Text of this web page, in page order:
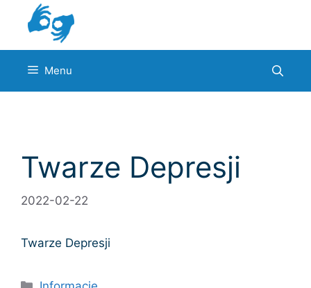
Menu
Twarze Depresji
2022-02-22
Twarze Depresji
Kategorie